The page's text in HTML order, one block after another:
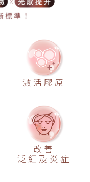
激活膠原
改善
泛紅及炎症